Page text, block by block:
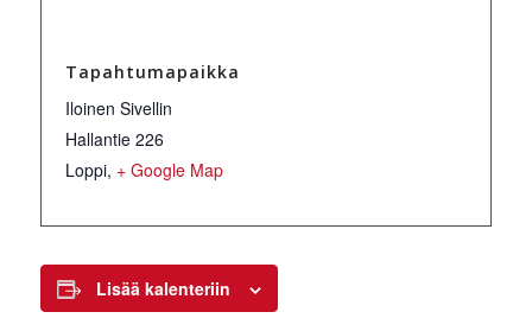
Tapahtumapaikka
Iloinen Sivellin
Hallantie 226
Loppi, + Google Map
Lisää kalenteriin